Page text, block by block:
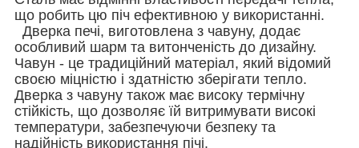
що робить цю піч ефективною у використанні.
Дверка печі, виготовлена з чавуну, додає
особливий шарм та витонченість до дизайну.
Чавун - це традиційний матеріал, який відомий
своєю міцністю і здатністю зберігати тепло.
Дверка з чавуну також має високу термічну
стійкість, що дозволяє їй витримувати високі
температури, забезпечуючи безпеку та
надійність використання пічі.